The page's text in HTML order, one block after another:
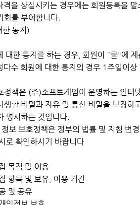
을 상실시키는 경우에는 회원등록을
회를 부여합니다.
통지)
한 통지를 하는 경우, 회원이 "몰"에 제
수 회원에 대한 통지의 경우 1주일이
정책은 (주)소프트게임이 운영하는 인
생활 비밀과 자유 및 통신 비밀을 보장
명시하는 것입니다.
보 보호정책은 정부의 법률 및 지침 변
로 확인하시기 바랍니다
목적 및 이용
항목 및 보유, 이용 기간
및 공유